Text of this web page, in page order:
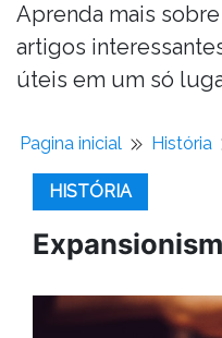
Aprenda mais
artigos
úteis em um só
Pagina inicial História
HISTÓRIA